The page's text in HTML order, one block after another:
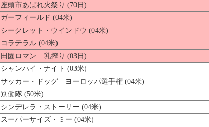
座頭市あばれ火祭り (70日)
ガーフィールド (04米)
シークレット・ウインドウ (04米)
コラテラル (04米)
田園ロマン 乳搾り (03日)
シャンハイ・ナイト (03米)
サッカー・ドッグ ヨーロッパ選手権 (04米)
別働隊 (50米)
シンデレラ・ストーリー (04米)
スーパーサイズ・ミー (04米)